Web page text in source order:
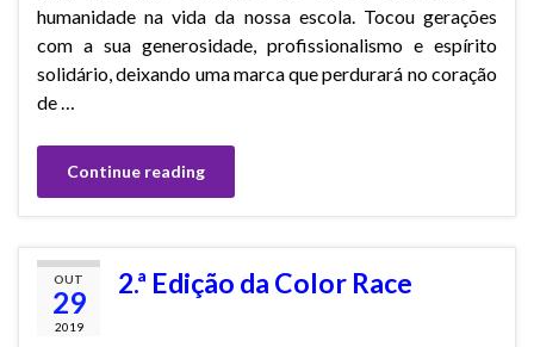
humanidade na vida da nossa escola. Tocou gerações
com a sua generosidade, profissionalismo e espírito
solidário, deixando uma marca que perdurará no coração
de …
Continue reading
OUT
29
2019
2.ª Edição da Color Race